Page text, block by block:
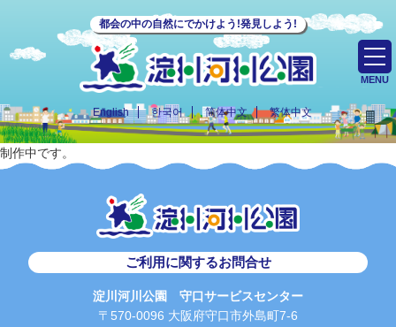
都会の中の自然にでかけよう!発見しよう!
English 한국어 简体中文 繁体中文
MENU
制作中です。
ご利用に関するお問合せ
淀川河川公園 守口サービスセンター
〒570-0096 大阪府守口市外島町7-6